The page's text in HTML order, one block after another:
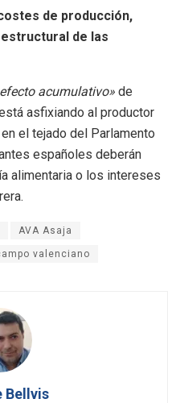
de producción,
de las
acumulativo» de
asfixiando al productor
el tejado del Parlamento
españoles deberán
alimentaria o los intereses
AVA Asaja
valenciano
Bellvis